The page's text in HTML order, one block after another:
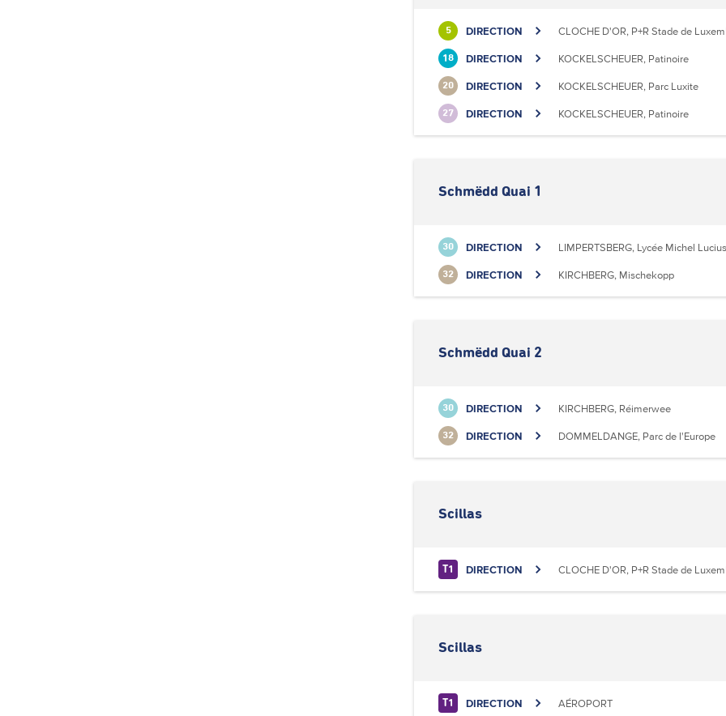
5 DIRECTION CLOCHE D'OR, P+R Stade de
18 DIRECTION KOCKELSCHEUER, Patinoire
20 DIRECTION KOCKELSCHEUER, Parc Luxite
27 DIRECTION KOCKELSCHEUER, Patinoire
Schmëdd Quai 1
30 DIRECTION LIMPERTSBERG, Lycée Michel Lucius
32 DIRECTION KIRCHBERG, Mischekopp
Schmëdd Quai 2
30 DIRECTION KIRCHBERG, Réimerwee
32 DIRECTION DOMMELDANGE, Parc de l'Europe
Scillas
T1 DIRECTION CLOCHE D'OR, P+R Stade de
Scillas
T1 DIRECTION AÉROPORT